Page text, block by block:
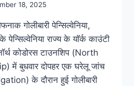
18, 2025
गोलीबारी पेन्सिल्वेनिया,
राज्य के यॉर्क काउंटी
कोडोरस टाउनशिप (North
में बुधवार दोपहर एक घरेलू जांच
के दौरान हुई गोलीबारी